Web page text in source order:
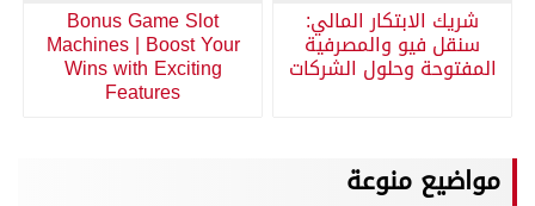
شريك الابتكار المالي:
سنقل فيو والمصرفية
المفتوحة وحلول الشركات
Bonus Game Slot
Machines | Boost Your
Wins with Exciting
Features
مواضيع منوعة